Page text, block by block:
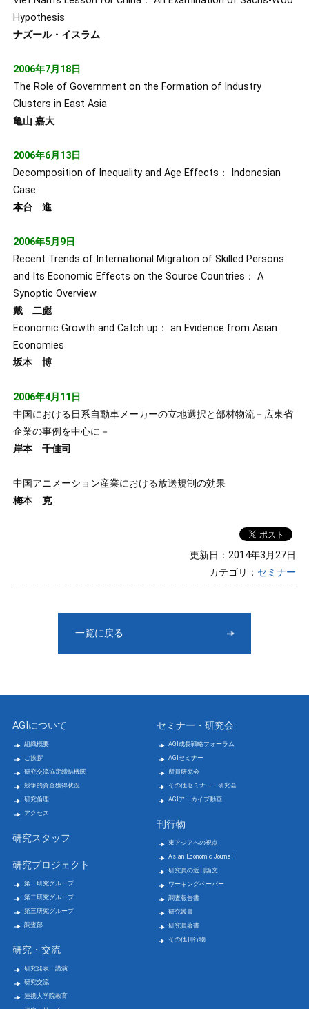
Hypothesis
ナズール・イスラム
2006年7月18日
The Role of Government on the Formation of Industry
Clusters in East Asia
亀山 嘉大
2006年6月13日
Decomposition of Inequality and Age Effects： Indonesian
Case
本台 進
2006年5月9日
Recent Trends of International Migration of Skilled Persons
and Its Economic Effects on the Source Countries： A
Synoptic Overview
戴 二彪
Economic Growth and Catch up： an Evidence from Asian
Economies
坂本 博
2006年4月11日
中国における日系自動車メーカーの立地選択と部材物流－広東省
企業の事例を中心に－
岸本 千佳司
中国アニメーション産業における放送規制の効果
梅本 克
更新日：2014年3月27日
カテゴリ： セミナー
一覧に戻る
AGIについて
組織概要
ご挨拶
研究交流協定締結機関
競争的資金獲得状況
研究倫理
アクセス
研究スタッフ
研究プロジェクト
第一研究グループ
第二研究グループ
第三研究グループ
調査部
研究・交流
研究発表・講演
研究交流
連携大学院教育
セミナー・研究会
AGI成長戦略フォーラム
AGIセミナー
所員研究会
その他セミナー・研究会
AGIアーカイブ動画
刊行物
東アジアへの視点
Asian Economic Journal
研究員の近刊論文
ワーキングペーパー
調査報告書
研究叢書
研究員著書
その他刊行物